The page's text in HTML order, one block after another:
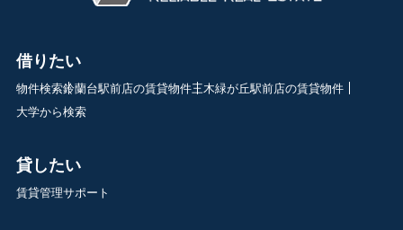
借りたい
物件検索鈴蘭台駅前店の賃貸物件三木緑が丘駅前店の賃貸物件
大学から検索
貸したい
賃貸管理サポート